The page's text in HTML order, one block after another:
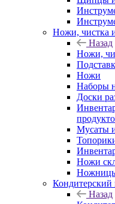
Ножи, чистка
Назад
Ножи,
Ножи
Наборы
Доски
Мусаты
Ножи
Кондитерский
Назад